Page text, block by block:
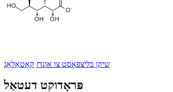
שיקן בליצפּאָסט צו אונדז קאַטאַלאָג
פּראָדוקט דעטאַל